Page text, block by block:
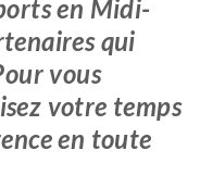
en Midi-
qui
vous
votre temps
en toute